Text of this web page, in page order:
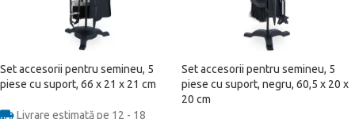
Set accesorii pentru semineu, 5
piese cu suport, 66 x 21 x 21 cm
Livrare estimată pe 12 - 18
Set accesorii pentru semineu, 5
piese cu suport, negru, 60,5 x 20 x
20 cm